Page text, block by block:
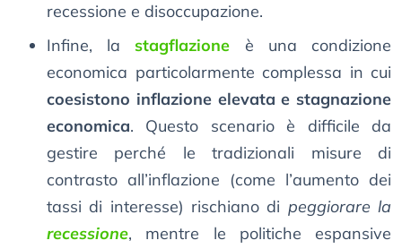
recessione e disoccupazione.
Infine, la stagflazione è una condizione
economica particolarmente complessa in cui
coesistono inflazione elevata e stagnazione
economica. Questo scenario è difficile da
gestire perché le tradizionali misure di
contrasto all’inflazione (come l’aumento dei
tassi di interesse) rischiano di peggiorare la
recessione, mentre le politiche espansive